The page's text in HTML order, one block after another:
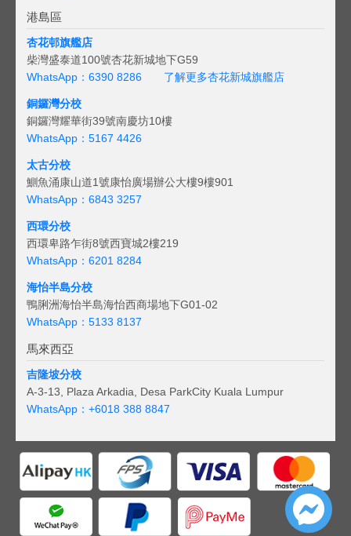
港島區
杏花邨旗艦店
柴灣盛泰道100號杏花新城地下G59
WhatsApp：6390 8286
了解更多杏花新城旗艦店
銅鑼灣分校
銅鑼灣耀華街39號南慶坊10樓
WhatsApp：5167 4426
太古分校
鰂魚涌康山道1號康怡廣場辦公大樓9樓901
WhatsApp：6843 3257
西環分校
西環卑路乍街8號西寶城2樓219
WhatsApp：6201 8284
海怡半島分校
鴨脷洲海怡半島海怡西商場地下G01-02
WhatsApp：5133 8137
馬來西亞
吉隆坡分校
A-3-13, Plaza Arkadia, Desa ParkCity Kuala Lumpur
WhatsApp： +6018 388 8847